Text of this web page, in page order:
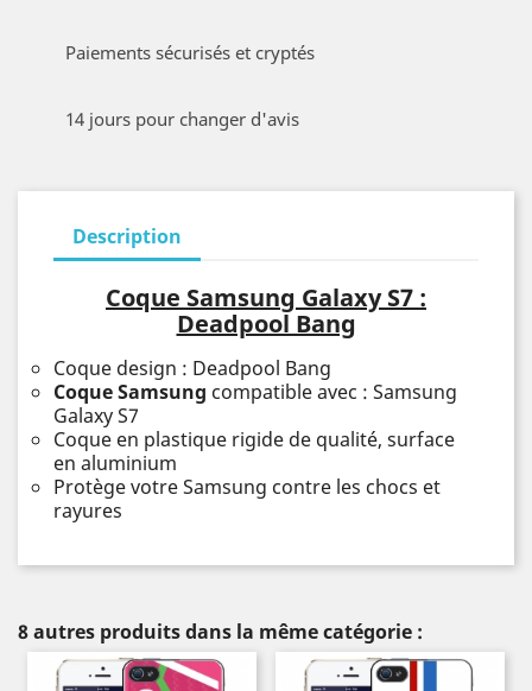
Paiements sécurisés et cryptés
14 jours pour changer d'avis
Description
Coque Samsung Galaxy S7 :
Deadpool Bang
Coque design : Deadpool Bang
Coque Samsung compatible avec : Samsung
Galaxy S7
Coque en plastique rigide de qualité, surface
en aluminium
Protège votre Samsung contre les chocs et
rayures
8 autres produits dans la même catégorie :